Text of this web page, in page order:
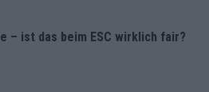
– ist das beim ESC wirklich fair?